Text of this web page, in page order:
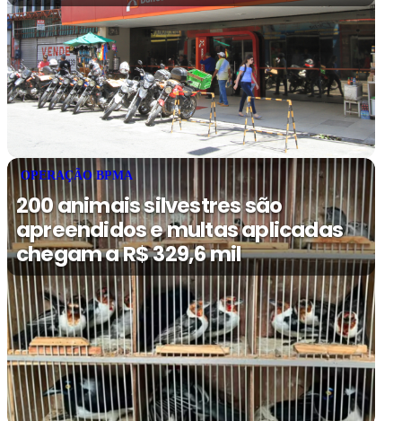
OPERAÇÃO BPMA
200 animais silvestres são
apreendidos e multas aplicadas
chegam a R$ 329,6 mil